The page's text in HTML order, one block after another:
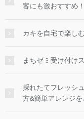
客にも激おすすめ！
カキを自宅で楽し
まちゼミ受け付け
採れたてフレッシ
方&簡単アレンジ